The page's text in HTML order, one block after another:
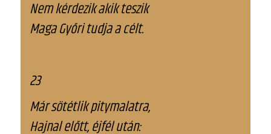
Nem kérdezik akik teszik
Maga Győri tudja a célt.
23
Már sötétlik pitymalatra,
Hajnal előtt, éjfél után: